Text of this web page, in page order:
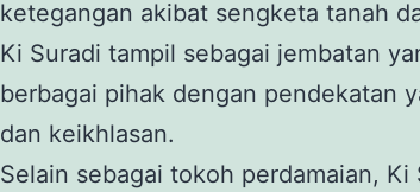
ketegangan akibat sengketa tanah
Ki Suradi tampil sebagai jembatan
berbagai pihak dengan pendekatan
dan keikhlasan.
Selain sebagai tokoh perdamaian,